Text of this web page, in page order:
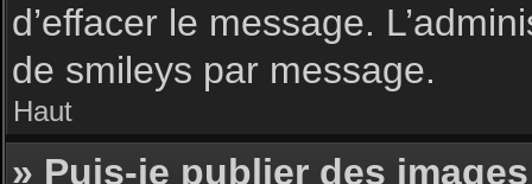
d’effacer le message.
de smileys par message.
Haut
» Puis-je publier des